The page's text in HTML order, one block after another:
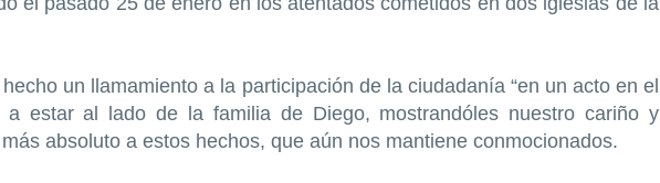
un llamamiento a la participación de la ciudadanía “en un acto en el
a estar al lado de la familia de Diego, mostrandóles nuestro cariño y
absoluto a estos hechos, que aún nos mantiene conmocionados.